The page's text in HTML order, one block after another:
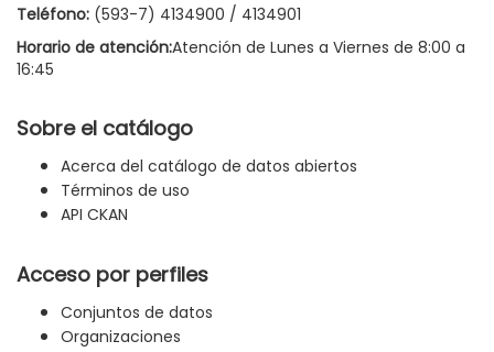
Teléfono: (593-7) 4134900 / 4134901
Horario de atención:Atención de Lunes a Viernes de 8:00 a
16:45
Sobre el catálogo
Acerca del catálogo de datos abiertos
Términos de uso
API CKAN
Acceso por perfiles
Conjuntos de datos
Organizaciones